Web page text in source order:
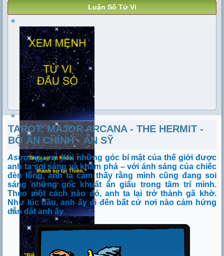
Luận Số Tử Vi
TAROT: MAJOR ARCANA - THE HERMIT -
BỘ ẨN CHÍNH - ẨN SỸ
Astrology.vn:Khi những góc bí mật của thế giới được
anh ta soi sáng và khám phá – với ánh sáng của chiếc
đèn lồng, anh ta cảm thấy rằng mình cũng đang soi
sáng những góc khuất ẩn giấu trong tâm trí mình.
Theo một cách nào đó, anh ta lại trở thành gã khờ.
Như lúc đầu, anh ấy đi đến bất cứ nơi nào cảm hứng
dẫn dắt anh ấy.